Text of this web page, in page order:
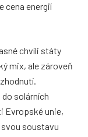
cena energií
chvíli státy
mix, ale zároveň
solárních
Evropské unie,
soustavu